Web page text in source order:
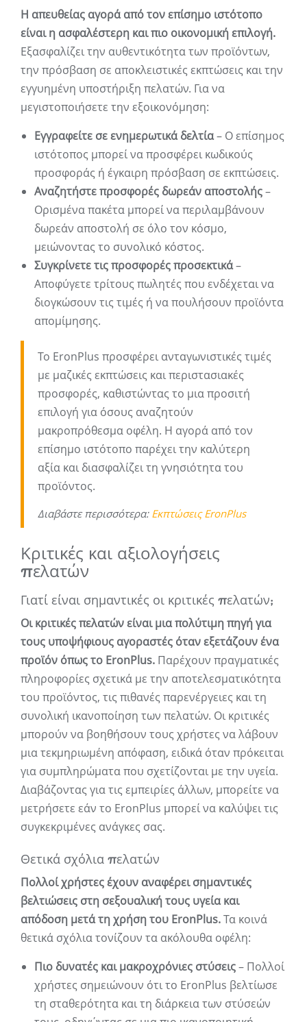
Η απευθείας αγορά από τον επίσημο ιστότοπο
είναι η ασφαλέστερη και πιο οικονομική επιλογή.
Εξασφαλίζει την αυθεντικότητα των προϊόντων,
την πρόσβαση σε αποκλειστικές εκπτώσεις και την
εγγυημένη υποστήριξη πελατών. Για να
μεγιστοποιήσετε την εξοικονόμηση:
Εγγραφείτε σε ενημερωτικά δελτία– Ο επίσημος
ιστότοπος μπορεί να προσφέρει κωδικούς
προσφοράς ή έγκαιρη πρόσβαση σε εκπτώσεις.
Αναζητήστε προσφορές δωρεάν αποστολής–
Ορισμένα πακέτα μπορεί να περιλαμβάνουν
δωρεάν αποστολή σε όλο τον κόσμο,
μειώνοντας το συνολικό κόστος.
Συγκρίνετε τις προσφορές προσεκτικά–
Αποφύγετε τρίτους πωλητές που ενδέχεται να
διογκώσουν τις τιμές ή να πουλήσουν προϊόντα
απομίμησης.
Το EronPlus προσφέρει ανταγωνιστικές τιμές
με μαζικές εκπτώσεις και περιστασιακές
προσφορές, καθιστώντας το μια προσιτή
επιλογή για όσους αναζητούν
μακροπρόθεσμα οφέλη. Η αγορά από τον
επίσημο ιστότοπο παρέχει την καλύτερη
αξία και διασφαλίζει τη γνησιότητα του
προϊόντος.
Διαβάστε περισσότερα: Εκπτώσεις EronPlus
Κριτικές και αξιολογήσεις
πελατών
Γιατί είναι σημαντικές οι κριτικές πελατών;
Οι κριτικές πελατών είναι μια πολύτιμη πηγή για
τους υποψήφιους αγοραστές όταν εξετάζουν ένα
προϊόν όπως το EronPlus. Παρέχουν πραγματικές
πληροφορίες σχετικά με την αποτελεσματικότητα
του προϊόντος, τις πιθανές παρενέργειες και τη
συνολική ικανοποίηση των πελατών. Οι κριτικές
μπορούν να βοηθήσουν τους χρήστες να λάβουν
μια τεκμηριωμένη απόφαση, ειδικά όταν πρόκειται
για συμπληρώματα που σχετίζονται με την υγεία.
Διαβάζοντας για τις εμπειρίες άλλων, μπορείτε να
μετρήσετε εάν το EronPlus μπορεί να καλύψει τις
συγκεκριμένες ανάγκες σας.
Θετικά σχόλια πελατών
Πολλοί χρήστες έχουν αναφέρει σημαντικές
βελτιώσεις στη σεξουαλική τους υγεία και
απόδοση μετά τη χρήση του EronPlus.Τα κοινά
θετικά σχόλια τονίζουν τα ακόλουθα οφέλη:
Πιο δυνατές και μακροχρόνιες στύσεις– Πολλοί
χρήστες σημειώνουν ότι το EronPlus βελτίωσε
τη σταθερότητα και τη διάρκεια των στύσεών